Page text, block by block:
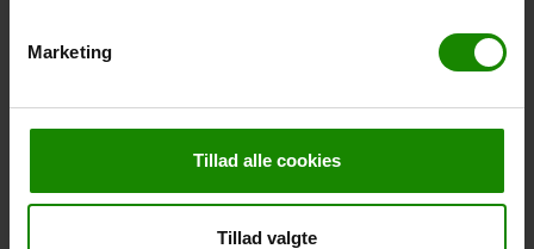
Marketing
Tillad alle cookies
Tillad valgte